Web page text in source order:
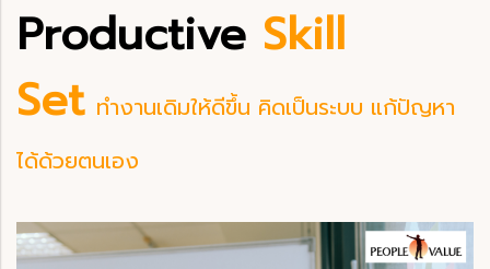
Productive Skill
Set ทำงานเดิมให้ดีขึ้น คิดเป็นระบบ แก้ปัญหา
ได้ด้วยตนเอง